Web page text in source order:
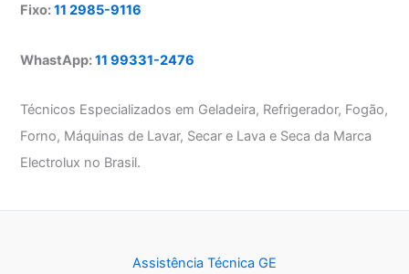
Fixo:11 2985-9116
WhastApp:11 99331-2476
Técnicos Especializados em Geladeira, Refrigerador, Fogão,
Forno, Máquinas de Lavar, Secar e Lava e Seca da Marca
Electrolux no Brasil.
Assistência Técnica GE